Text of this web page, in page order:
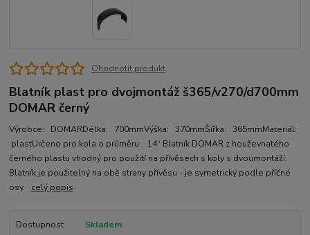
Ohodnotit produkt
Blatník plast pro dvojmontáž š365/v270/d700mm
DOMAR černý
Výrobce: DOMARDélka: 700mmVýška: 370mmŠířka: 365mmMateriál:
plastUrčeno pro kola o průměru: 14“ Blatník DOMAR z houževnatého
černého plastu vhodný pro použití na přívěsech s koly s dvoumontáží.
Blatník je použitelný na obě strany přívěsu - je symetrický podle příčné
osy. celý popis
Dostupnost
Skladem